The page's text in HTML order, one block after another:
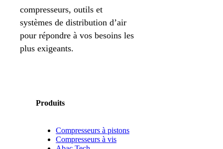
compresseurs, outils et
systèmes de distribution d’air
pour répondre à vos besoins les
plus exigeants.
Produits
Compresseurs à pistons
Compresseurs à vis